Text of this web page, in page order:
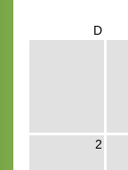
D
2